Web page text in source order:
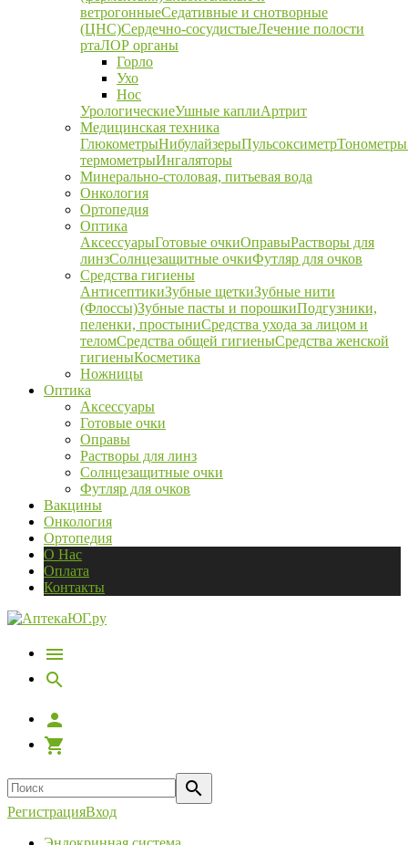
ветрогонныеСедативные и снотворные
(ЦНС)Сердечно-сосудистыеЛечение полости
ртаЛОР органы
Горло
Ухо
Нос
УрологическиеУшные каплиАртрит
Медицинская техника
ГлюкометрыНибулайзерыПульсоксиметрТонометры
термометрыИнгаляторы
Минерально-столовая, питьевая вода
Онкология
Ортопедия
Оптика
АксессуарыГотовые очкиОправыРастворы для
линзСолнцезащитные очкиФутляр для очков
Средства гигиены
АнтисептикиЗубные щеткиЗубные нити
(Флоссы)Зубные пасты и порошкиПодгузники,
пеленки, простыниСредства ухода за лицом и
теломСредства общей гигиеныСредства женской
гигиеныКосметика
Ножницы
Оптика
Аксессуары
Готовые очки
Оправы
Растворы для линз
Солнцезащитные очки
Футляр для очков
Вакцины
Онкология
Ортопедия
О Нас
Оплата
Контакты
РегистрацияВход